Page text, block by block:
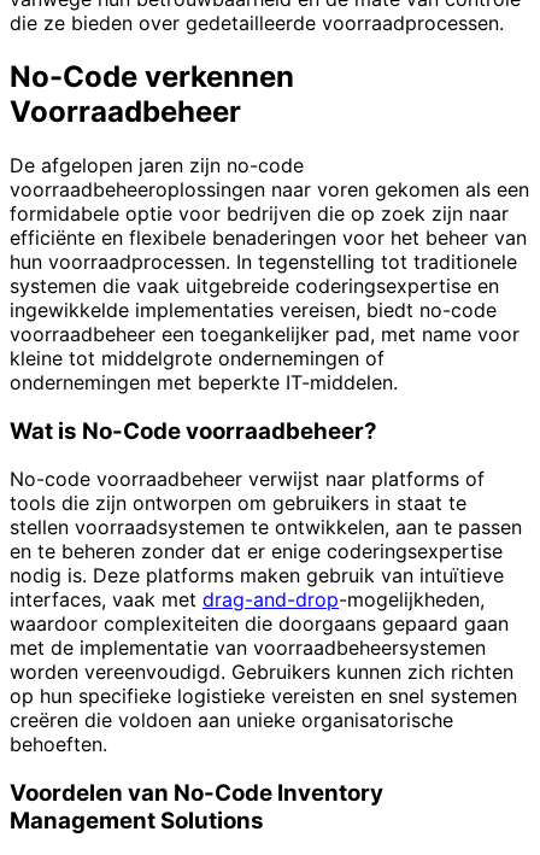
die ze bieden over gedetailleerde voorraadprocessen.
No-Code verkennen
Voorraadbeheer
De afgelopen jaren zijn no-code
voorraadbeheeroplossingen naar voren gekomen als een
formidabele optie voor bedrijven die op zoek zijn naar
efficiënte en flexibele benaderingen voor het beheer van
hun voorraadprocessen. In tegenstelling tot traditionele
systemen die vaak uitgebreide coderingsexpertise en
ingewikkelde implementaties vereisen, biedt no-code
voorraadbeheer een toegankelijker pad, met name voor
kleine tot middelgrote ondernemingen of
ondernemingen met beperkte IT-middelen.
Wat is No-Code voorraadbeheer?
No-code voorraadbeheer verwijst naar platforms of
tools die zijn ontworpen om gebruikers in staat te
stellen voorraadsystemen te ontwikkelen, aan te passen
en te beheren zonder dat er enige coderingsexpertise
nodig is. Deze platforms maken gebruik van intuïtieve
interfaces, vaak met drag-and-drop-mogelijkheden,
waardoor complexiteiten die doorgaans gepaard gaan
met de implementatie van voorraadbeheersystemen
worden vereenvoudigd. Gebruikers kunnen zich richten
op hun specifieke logistieke vereisten en snel systemen
creëren die voldoen aan unieke organisatorische
behoeften.
Voordelen van No-Code Inventory
Management Solutions